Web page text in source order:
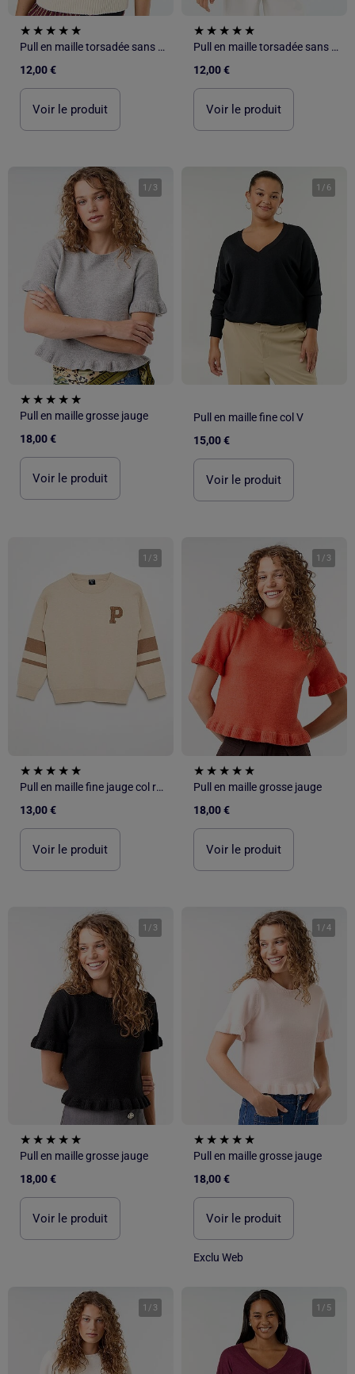
Pull en maille torsadée sans manches
12,00 €
Voir le produit
Pull en maille torsadée sans manches
12,00 €
Voir le produit
1 / 3
Pull en maille grosse jauge
18,00 €
Voir le produit
1 / 6
Pull en maille fine col V
15,00 €
Voir le produit
1 / 3
Pull en maille fine jauge col rond
13,00 €
Voir le produit
1 / 3
Pull en maille grosse jauge
18,00 €
Voir le produit
1 / 3
Pull en maille grosse jauge
18,00 €
Voir le produit
1 /4
Pull en maille grosse jauge
18,00 €
Voir le produit
Exclu Web
1 / 3 1 / 5